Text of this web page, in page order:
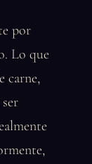
por
Lo que
carne,